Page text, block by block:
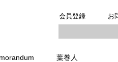
会員登録 お
葉巻人